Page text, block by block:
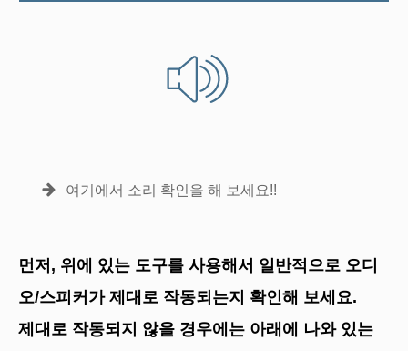
여기에서 소리 확인을 해 보세요!!
먼저, 위에 있는 도구를 사용해서 일반적으로 오디
오/스피커가 제대로 작동되는지 확인해 보세요.
제대로 작동되지 않을 경우에는 아래에 나와 있는